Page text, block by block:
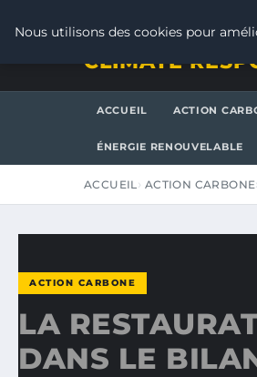
CLIMATE
ACCUEIL ACTION
ÉNERGIE RENOUVELABLE
ACCUEIL ACTION CARBONE
ACTION CARBONE
LA
DANS LE
Nous utilisons des cookies pour